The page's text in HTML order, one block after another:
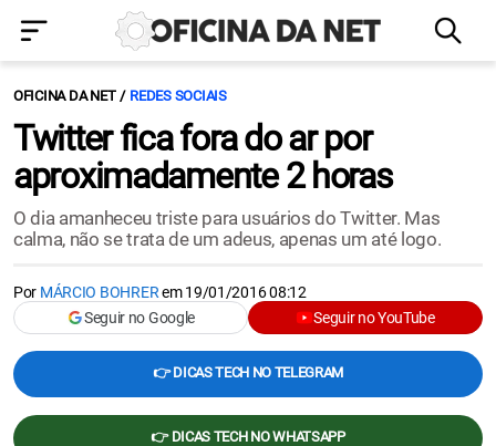
OFICINA DA NET REDES SOCIAIS
Twitter fica fora do ar por
aproximadamente 2 horas
O dia amanheceu triste para usuários do Twitter. Mas
calma, não se trata de um adeus, apenas um até logo.
Por MÁRCIO BOHRERem19/01/2016 08:12
Seguir no Google
Seguir no YouTube
👉 DICAS TECH NO TELEGRAM
👉 DICAS TECH NO WHATSAPP